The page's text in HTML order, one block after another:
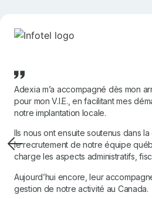
Adexia m’a accompagné dès mon
pour mon V.I.E., en facilitant mes
notre implantation locale.
Ils nous ont ensuite soutenus dans
le recrutement de notre équipe
charge les aspects administratifs,
Aujourd’hui encore, leur
gestion de notre activité au Canada.